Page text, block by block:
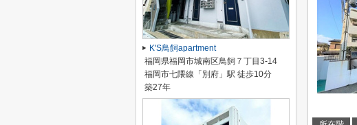
K'S鳥飼apartment
福岡県福岡市城南区鳥飼７丁目3-14
福岡市七隈線「別府」駅 徒歩10分
築27年